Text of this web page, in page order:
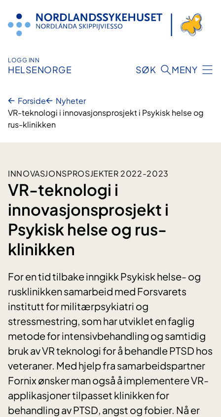
innhold
LOGG INN
HELSENORGE SØK MENY
Forside
Nyheter
VR-teknologi i innovasjonsprosjekt i Psykisk helse og
rus-klinikken
INNOVASJONSPROSJEKTER 2022-2023
VR-teknologi i
innovasjonsprosjekt i
Psykisk helse og rus-
klinikken
For en tid tilbake inngikk Psykisk helse- og
rusklinikken samarbeid med Forsvarets
institutt for militærpsykiatri og
stressmestring, som har utviklet en faglig
metode for intensivbehandling og samtidig
bruk av VR teknologi for å behandle PTSD hos
veteraner. Med hjelp fra samarbeidspartner
Fornix ønsker man også å implementere VR-
applikasjoner tilpasset klinikken for
behandling av PTSD, angst og fobier. Nå er